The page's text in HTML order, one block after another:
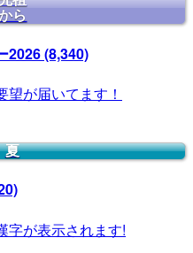
ら
2026(8,340)
が届いてます！
夏
字が表示されます!